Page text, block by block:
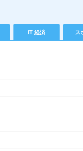
IT 経済 ス